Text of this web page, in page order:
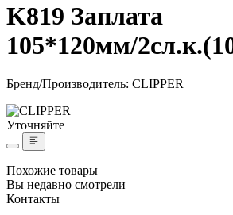
K819 Заплата
105*120мм/
Бренд/Производитель: CLIPPER
Уточняйте
Похожие товары
Вы недавно смотрели
Контакты